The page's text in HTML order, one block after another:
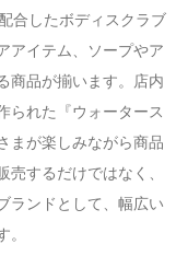
合したボディスクラブ
アイテム、ソープやア
商品が揃います。店内
られた『ウォータース
まが楽しみながら商品
するだけではなく、
ランドとして、幅広い